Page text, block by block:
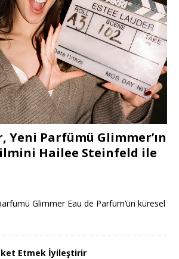
Yeni Parfümü Glimmer’ın
Hailee Steinfeld ile
Glimmer Eau de Parfum’ün küresel
Etmek İyileştirir